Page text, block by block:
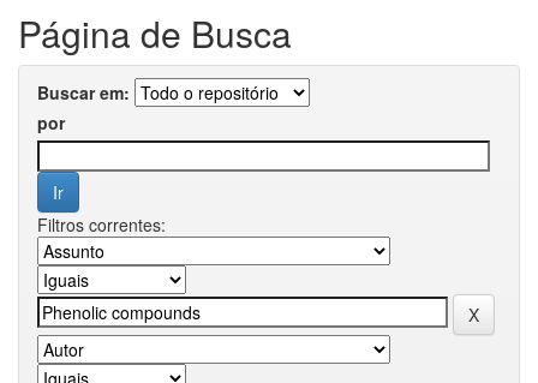
Página de Busca
Buscar em:
por
Filtros correntes: